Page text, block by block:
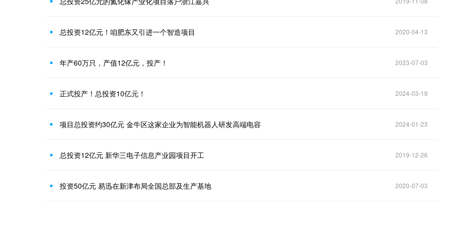
总投资12亿元！咱肥东又引进一个智造项目 2020-04-13
年产60万只，产值12亿元，投产！ 2023-07-03
正式投产！总投资10亿元！ 2024-03-19
项目总投资约30亿元 金牛区这家企业为智能机器人研发高端电容 2024-01-23
总投资12亿元 新华三电子信息产业园项目开工 2019-12-26
投资50亿元 易迅在新津布局全国总部及生产基地 2020-07-03